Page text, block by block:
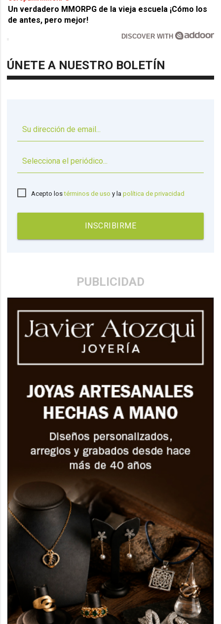
Un verdadero MMORPG de la vieja escuela ¡Cómo los
de antes, pero mejor!
DISCOVER WITH
ÚNETE A NUESTRO BOLETÍN
Acepto lostérminos de uso y lapolítica de privacidad
INSCRIBIRME
PUBLICIDAD